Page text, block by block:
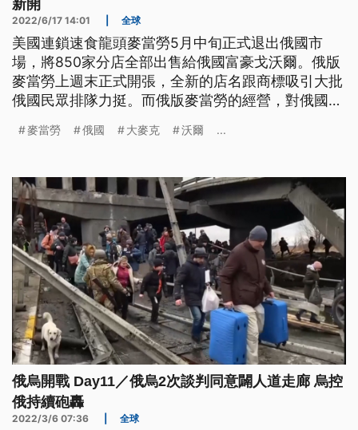
新開
2022/6/17 14:01 全球
美國連鎖速食龍頭麥當勞5月中旬正式退出俄國市
場，將850家分店全部出售給俄國富豪戈沃爾。俄版
麥當勞上週末正式開張，全新的店名跟商標吸引大批
俄國民眾排隊力挺。而俄版麥當勞的經營，對俄國來
麥當勞 俄國 大麥克 沃爾 ...
俄烏開戰 Day11／俄烏2次談判同意闢人道走廊 烏控
俄持續砲轟
2022/3/6 07:36 全球